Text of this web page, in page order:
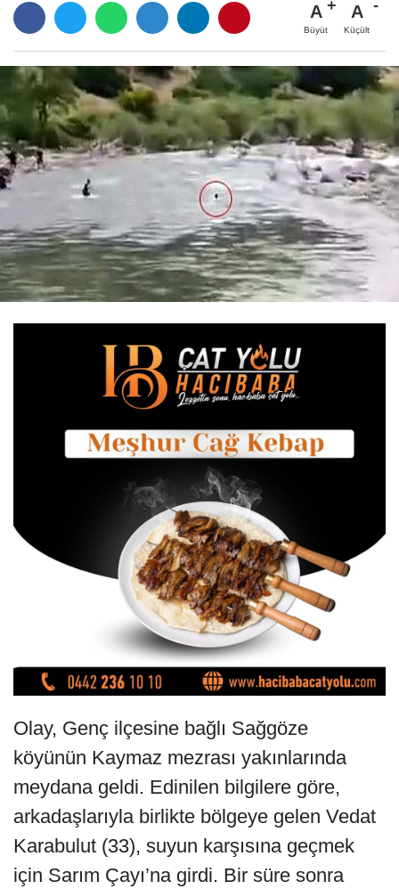
A
Büyüt
A
Küçült
Olay, Genç ilçesine bağlı Sağgöze
köyünün Kaymaz mezrası yakınlarında
meydana geldi. Edinilen bilgilere göre,
arkadaşlarıyla birlikte bölgeye gelen Vedat
Karabulut (33), suyun karşısına geçmek
için Sarım Çayı’na girdi. Bir süre sonra